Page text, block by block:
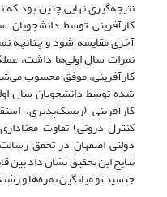
نتیجه‌گیری نهایی چنین بود
کارآفرینی توسط دانشجویان
آخری مقایسه شود و چنانچه
نمرات سال اولی‌ها داشت،
کارآفرینی، موفق محسوب
شده توسط دانشجویان سال
کارآفرینی (ریسک‌پذیری،
کنترل درونی) تفاوت
دولتی اصفهان در تحقق
نتایج این تحقیق نشان داد بین
جنسیت و میانگین نمره‌ها و